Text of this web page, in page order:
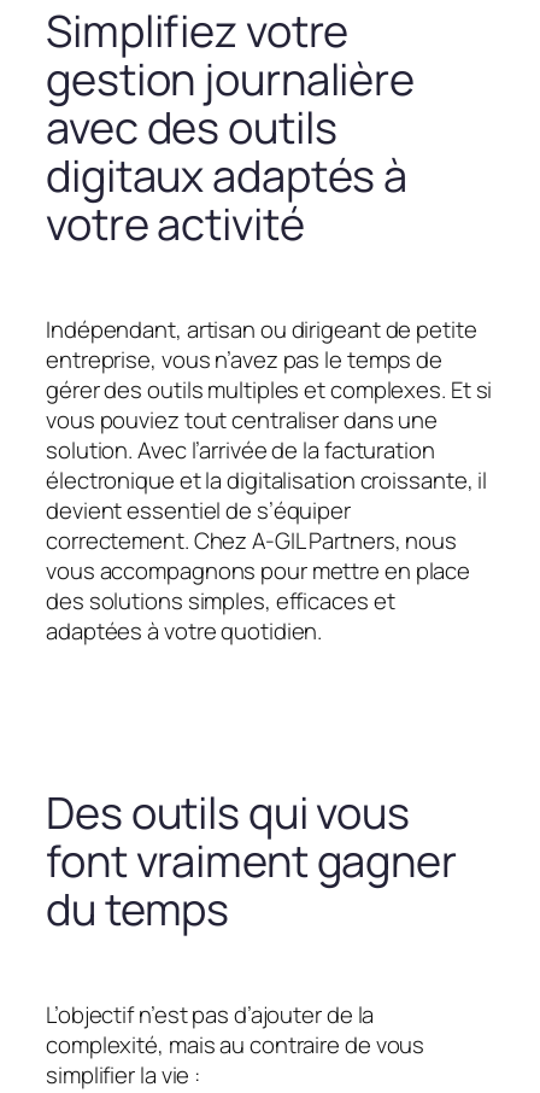
Simplifiez votre
gestion journalière
avec des outils
digitaux adaptés à
votre activité
Indépendant, artisan ou dirigeant de petite
entreprise, vous n’avez pas le temps de
gérer des outils multiples et complexes. Et si
vous pouviez tout centraliser dans une
solution. Avec l’arrivée de la facturation
électronique et la digitalisation croissante, il
devient essentiel de s’équiper
correctement. Chez A-GIL Partners, nous
vous accompagnons pour mettre en place
des solutions simples, efficaces et
adaptées à votre quotidien.
Des outils qui vous
font vraiment gagner
du temps
L’objectif n’est pas d’ajouter de la
complexité, mais au contraire de vous
simplifier la vie :